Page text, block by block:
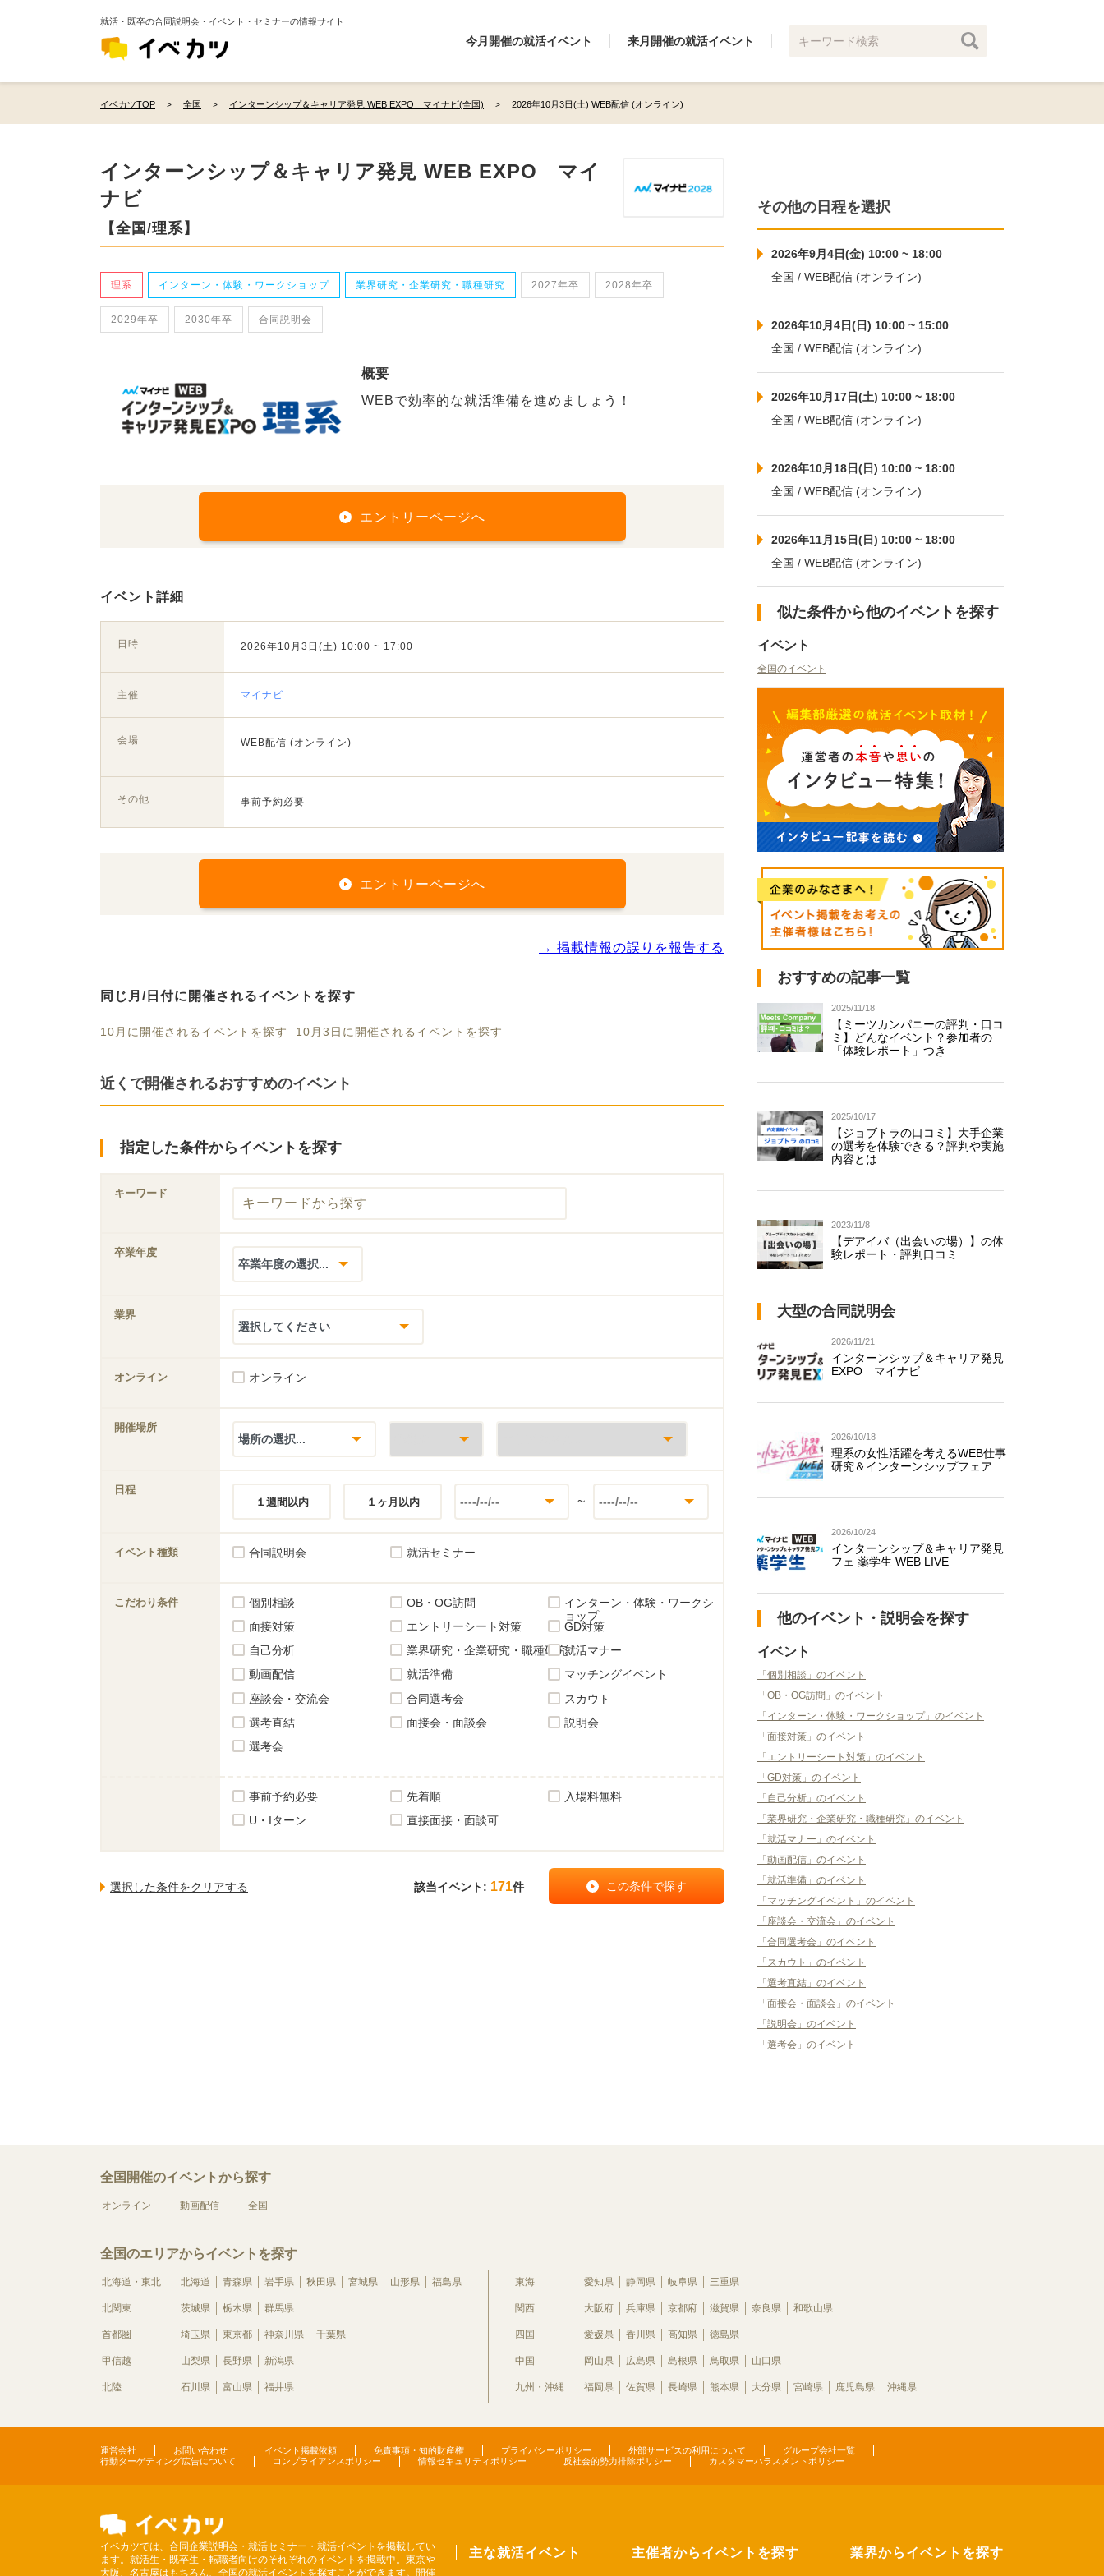
就活・既卒の合同説明会・イベント・セミナーの情報サイト
今月開催の就活イベント 来月開催の就活イベント
イベカツTOP 全国 インターンシップ＆キャリア発見 WEB EXPO マイナビ(全国) 2026年10月3日(土) WEB配信 (オンライン)
インターンシップ＆キャリア発見 WEB EXPO マイ
ナビ
【全国/理系】
理系 インターン・体験・ワークショップ 業界研究・企業研究・職種研究 2027年卒 2028年卒
2029年卒 2030年卒 合同説明会
概要
WEBで効率的な就活準備を進めましょう！
エントリーページへ
イベント詳細
日時 2026年10月3日(土) 10:00 ~ 17:00
主催 マイナビ
会場 WEB配信 (オンライン)
その他 事前予約必要
エントリーページへ
→ 掲載情報の誤りを報告する
同じ月/日付に開催されるイベントを探す
10月に開催されるイベントを探す 10月3日に開催されるイベントを探す
近くで開催されるおすすめのイベント
指定した条件からイベントを探す
キーワード
卒業年度
業界
オンライン オンライン
開催場所
日程
１週間以内
１ヶ月以内 ~
イベント種類 合同説明会 就活セミナー
こだわり条件 個別相談 OB・OG訪問
インターン・体験・ワークシ
ョップ
面接対策
エントリーシート対策
GD対策
自己分析
業界研究・企業研究・職種研究就活マナー
動画配信
就活準備
マッチングイベント
座談会・交流会
合同選考会
スカウト
選考直結
面接会・面談会
説明会
選考会
事前予約必要 先着順
入場料無料
U・Iターン
直接面接・面談可
該当イベント: 171件
その他の日程を選択
2026年9月4日(金) 10:00 ~ 18:00
全国 / WEB配信 (オンライン)
2026年10月4日(日) 10:00 ~ 15:00
全国 / WEB配信 (オンライン)
2026年10月17日(土) 10:00 ~ 18:00
全国 / WEB配信 (オンライン)
2026年10月18日(日) 10:00 ~ 18:00
全国 / WEB配信 (オンライン)
2026年11月15日(日) 10:00 ~ 18:00
全国 / WEB配信 (オンライン)
似た条件から他のイベントを探す
イベント
全国のイベント
おすすめの記事一覧
2025/11/18
【ミーツカンパニーの評判・口コ
ミ】どんなイベント？参加者の
「体験レポート」つき
2025/10/17
【ジョブトラの口コミ】大手企業
の選考を体験できる？評判や実施
内容とは
2023/11/8
【デアイバ（出会いの場）】の体
験レポート・評判口コミ
大型の合同説明会
2026/11/21
インターンシップ＆キャリア発見
EXPO マイナビ
2026/10/18
理系の女性活躍を考えるWEB仕事
研究＆インターンシップフェア
2026/10/24
インターンシップ＆キャリア発見
フェ 薬学生 WEB LIVE
他のイベント・説明会を探す
イベント
「個別相談」のイベント
「OB・OG訪問」のイベント
「インターン・体験・ワークショップ」のイベント
「面接対策」のイベント
「エントリーシート対策」のイベント
「GD対策」のイベント
「自己分析」のイベント
「業界研究・企業研究・職種研究」のイベント
「就活マナー」のイベント
「動画配信」のイベント
「就活準備」のイベント
「マッチングイベント」のイベント
「座談会・交流会」のイベント
「合同選考会」のイベント
「スカウト」のイベント
「選考直結」のイベント
「面接会・面談会」のイベント
「説明会」のイベント
「選考会」のイベント
全国開催のイベントから探す
オンライン 動画配信 全国
全国のエリアからイベントを探す
北海道・東北 北海道 青森県 岩手県 秋田県 宮城県 山形県 福島県
北関東 茨城県 栃木県 群馬県
首都圏 埼玉県 東京都 神奈川県 千葉県
甲信越 山梨県 長野県 新潟県
北陸 石川県 富山県 福井県
東海 愛知県 静岡県 岐阜県 三重県
関西 大阪府 兵庫県 京都府 滋賀県 奈良県 和歌山県
四国 愛媛県 香川県 高知県 徳島県
中国 岡山県 広島県 島根県 鳥取県 山口県
九州・沖縄 福岡県 佐賀県 長崎県 熊本県 大分県 宮崎県 鹿児島県 沖縄県
運営会社 お問い合わせ イベント掲載依頼 免責事項・知的財産権 プライバシーポリシー 外部サービスの利用について
グループ会社一覧
行動ターゲティング広告について
コンプライアンスポリシー 情報セキュリティポリシー 反社会的勢力排除ポリシー カスタマーハラスメントポリシー
イベカツでは、合同企業説明会・就活セミナー・就活イベントを掲載してい
ます。就活生・既卒生・転職者向けのそれぞれのイベントを掲載中。東京や
大阪、名古屋はもちろん、全国の就活イベントを探すことができます。開催
主な就活イベント 主催者からイベントを探す 業界からイベントを探す